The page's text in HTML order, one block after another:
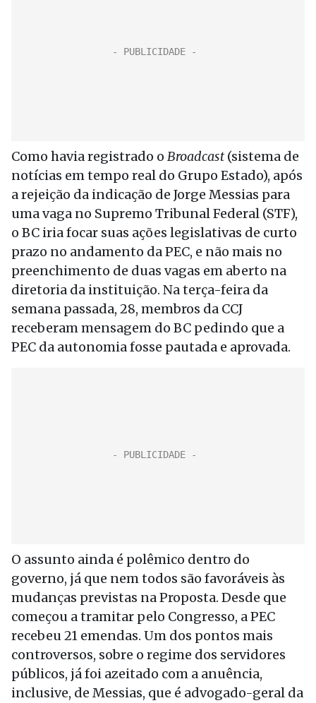
Como havia registrado o Broadcast(sistema de
notícias em tempo real do Grupo Estado), após
a rejeição da indicação de Jorge Messias para
uma vaga no Supremo Tribunal Federal (STF),
o BC iria focar suas ações legislativas de curto
prazo no andamento da PEC, e não mais no
preenchimento de duas vagas em aberto na
diretoria da instituição. Na terça-feira da
semana passada, 28, membros da CCJ
receberam mensagem do BC pedindo que a
PEC da autonomia fosse pautada e aprovada.
O assunto ainda é polêmico dentro do
governo, já que nem todos são favoráveis às
mudanças previstas na Proposta. Desde que
começou a tramitar pelo Congresso, a PEC
recebeu 21 emendas. Um dos pontos mais
controversos, sobre o regime dos servidores
públicos, já foi azeitado com a anuência,
inclusive, de Messias, que é advogado-geral da